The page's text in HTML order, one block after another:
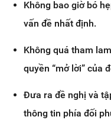
Không bao giờ bó
vấn đề nhất định.
Không quá tham
quyền “mở lời” của
Đưa ra đề nghị và
thông tin phía đối